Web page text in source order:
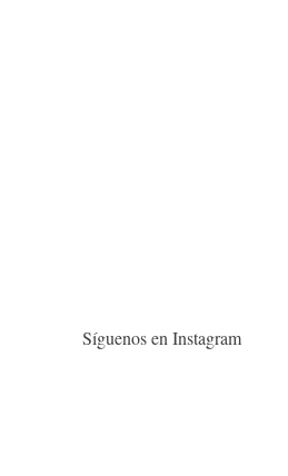
Síguenos en Instagram